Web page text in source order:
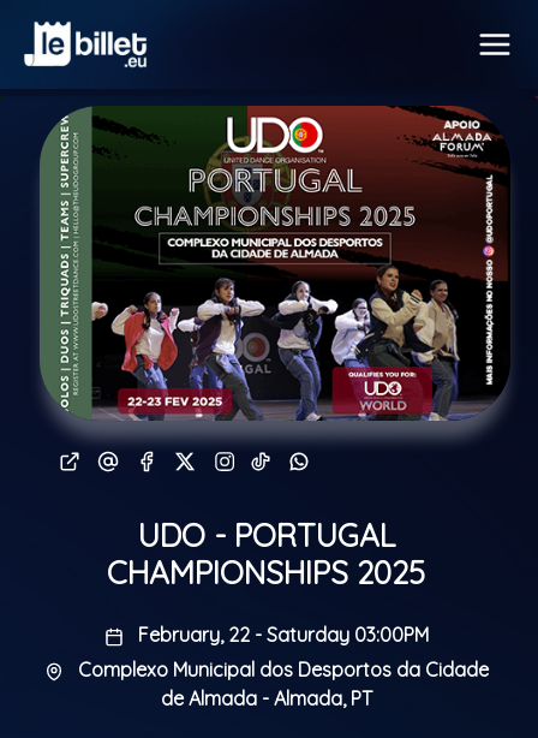
UDO - PORTUGAL
CHAMPIONSHIPS 2025
February, 22 - Saturday 03:00PM
Complexo Municipal dos Desportos da Cidade
de Almada - Almada, PT